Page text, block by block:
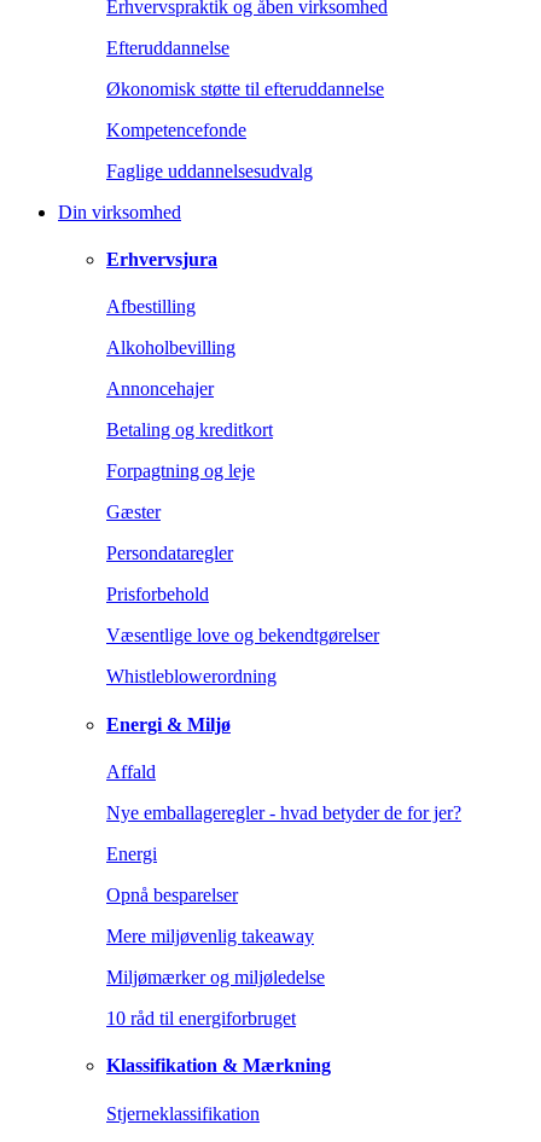
Erhvervspraktik og åben virksomhed
Efteruddannelse
Økonomisk støtte til efteruddannelse
Kompetencefonde
Faglige uddannelsesudvalg
Din virksomhed
Erhvervsjura
Afbestilling
Alkoholbevilling
Annoncehajer
Betaling og kreditkort
Forpagtning og leje
Gæster
Persondataregler
Prisforbehold
Væsentlige love og bekendtgørelser
Whistleblowerordning
Energi & Miljø
Affald
Nye emballageregler - hvad betyder de for jer?
Energi
Opnå besparelser
Mere miljøvenlig takeaway
Miljømærker og miljøledelse
10 råd til energiforbruget
Klassifikation & Mærkning
Stjerneklassifikation